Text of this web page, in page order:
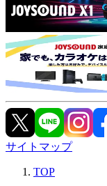
サイトマップ
TOP